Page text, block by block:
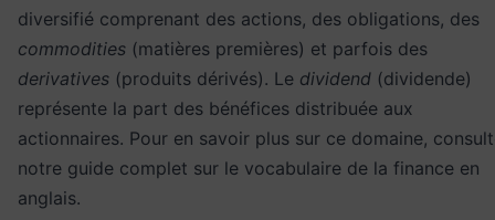
diversifié comprenant des actions, des obligations, des
commodities (matières premières) et parfois des
derivatives (produits dérivés). Le dividend (dividende)
représente la part des bénéfices distribuée aux
actionnaires. Pour en savoir plus sur ce domaine,
notre guide complet sur le vocabulaire de la finance en
anglais.